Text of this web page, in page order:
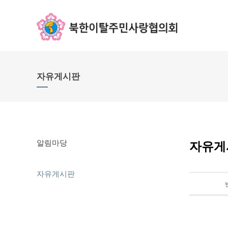
자유게시판
알림마당
자유게시판
자유